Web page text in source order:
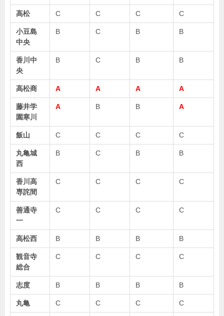
高松 C C C C
小豆島
中央
B C B B
香川中
央
B C B B
高松商 A A A A
藤井学
園寒川
A B B A
飯山 C C C C
丸亀城
西
B C B B
香川高
専詫間
C C C C
善通寺
一
C C C C
高松西 B B B B
観音寺
総合
C C C C
志度 B B B B
丸亀 C C C C